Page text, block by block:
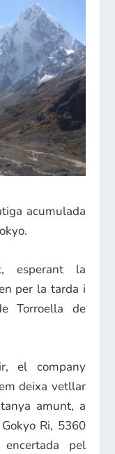
acumulada
esperant la
per la tarda i
Torroella de
el company
deixa vetllar
amunt, a
Ri, 5360
pel